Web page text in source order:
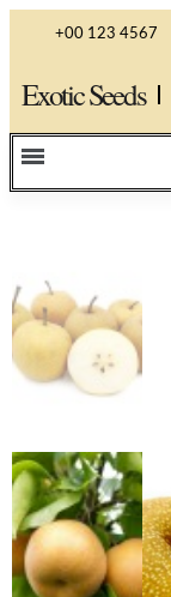
+00 123 4567
Exotic Seeds